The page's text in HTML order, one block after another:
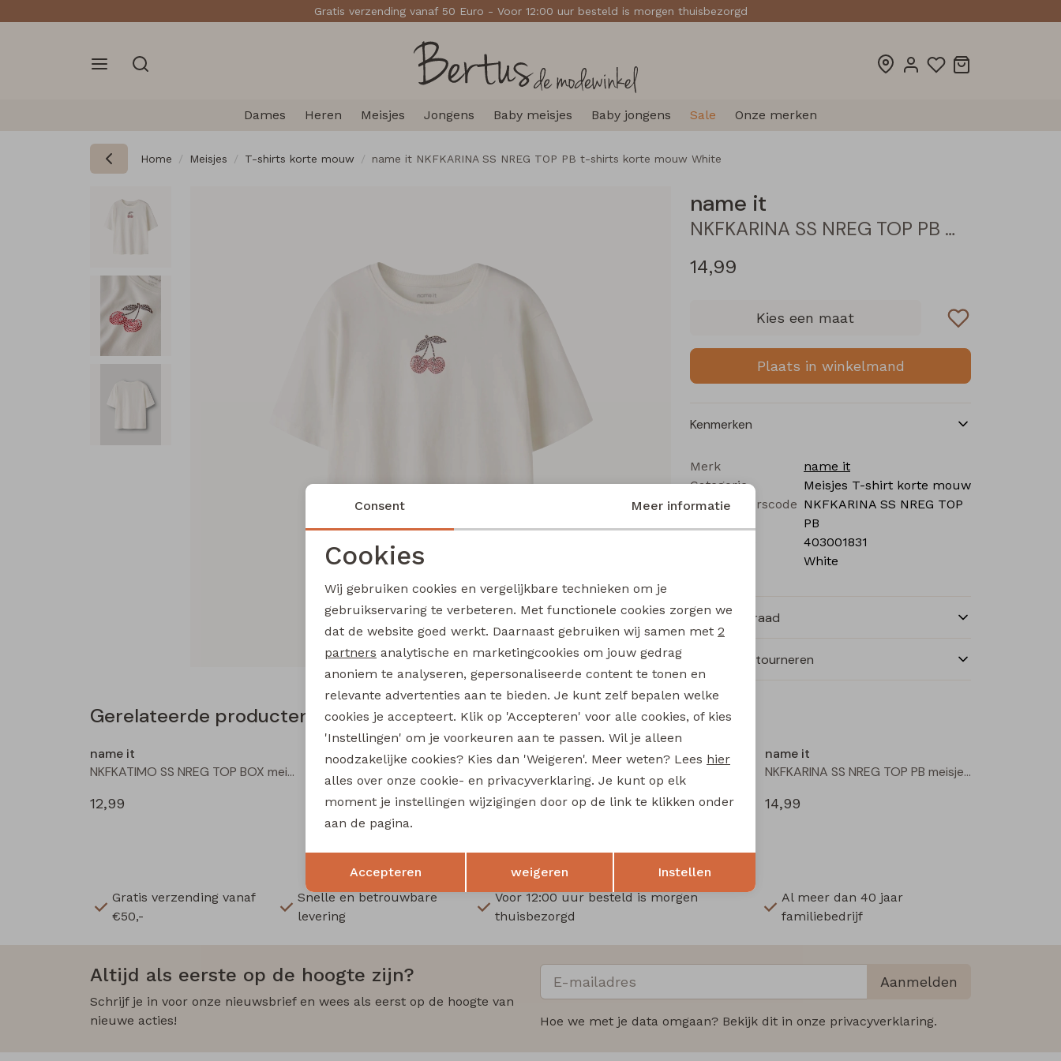
Gratis verzending vanaf 50 Euro - Voor 12:00 uur besteld is morgen thuisbezorgd
Dames Heren Meisjes Jongens Baby meisjes Baby jongens Sale Onze merken
Home Meisjes T-shirts korte mouw name it NKFKARINA SS NREG TOP PB t-shirts korte mouw White
name it
NKFKARINA SS NREG TOP PB meisjes T-shirt korte mouw White
14,99
Kies een maat
Plaats in winkelmand
Kenmerken
Merk
name it
Categorie
Meisjes T-shirt korte mouw
Leverancierscode NKFKARINA SS NREG TOP
PB
403001831
White
Winkelvoorraad
Ruilen en retourneren
Gerelateerde producten
name it
NKFKATIMO SS NREG TOP BOX meisjes T-shirt korte mouw Pink
12,99
name it
12,99
name it
14,99
name it
NKFKARINA SS NREG TOP PB meisjes T-shirt korte mouw Brown
14,99
Gratis verzending vanaf
€50,-
Snelle en betrouwbare
levering
Voor 12:00 uur besteld is morgen
thuisbezorgd
Al meer dan 40 jaar
familiebedrijf
Altijd als eerste op de hoogte zijn?
Schrijf je in voor onze nieuwsbrief en wees als eerst op de hoogte van
nieuwe acties!
Aanmelden
Hoe we met je data omgaan? Bekijk dit in onze privacyverklaring.
Noodzakelijke cookies
Analytische cookies Marketing cookies
Terug Opslaan
Consent Meer informatie
Cookies
Wij gebruiken cookies en vergelijkbare technieken om je
gebruikservaring te verbeteren. Met functionele cookies zorgen we
dat de website goed werkt. Daarnaast gebruiken wij samen met 2
partners analytische en marketingcookies om jouw gedrag
anoniem te analyseren, gepersonaliseerde content te tonen en
relevante advertenties aan te bieden. Je kunt zelf bepalen welke
cookies je accepteert. Klik op 'Accepteren' voor alle cookies, of kies
'Instellingen' om je voorkeuren aan te passen. Wil je alleen
noodzakelijke cookies? Kies dan 'Weigeren'. Meer weten? Lees hier
alles over onze cookie- en privacyverklaring. Je kunt op elk
moment je instellingen wijzigingen door op de link te klikken onder
aan de pagina.
Accepteren weigeren Instellen